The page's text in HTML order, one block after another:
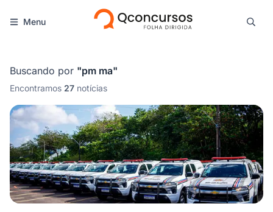
Menu
Buscando por "pm ma"
Encontramos 27 notícias